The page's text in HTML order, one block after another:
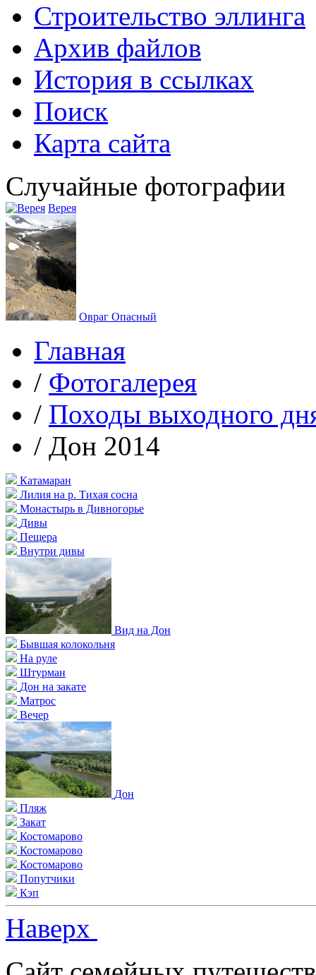
Строительство эллинга
Архив файлов
История в ссылках
Поиск
Карта сайта
Случайные фотографии
Верея
Овраг Опасный
Главная
/ Фотогалерея
/ Походы выходного
/ Дон 2014
Катамаран
Лилия на р. Тихая сосна
Монастырь в Дивногорье
Дивы
Пещера
Внутри дивы
Вид на Дон
Бывшая колокольня
На руле
Штурман
Дон на закате
Матрос
Вечер
Дон
Пляж
Закат
Костомарово
Костомарово
Костомарово
Попутчики
Кэп
Наверх